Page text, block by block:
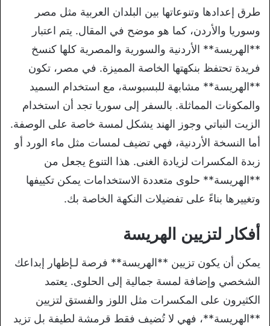
طرق إعدادها وتنوعاتها بين البلدان العربية مثل مصر
وسوريا والأردن، كما هو موضح في المقال. يتم اعتبار
**الهريسة** الأردنية والسورية والمصرية كلها كنسخ
فريدة تحتفظ بنكهتها الخاصة المميزة. في مصر، تكون
**الهريسة** مشابهة للبسبوسة، مع استخدام السميد
والمكونات المماثلة. بالسفر إلى سوريا تجد أن استخدام
الزيت النباتي وجوز الهند يشكل لمسة خاصة على الوصفة.
أما النسخة الأردنية، فهي تضيف لمسات مثل ماء الورد أو
زبدة المكسرات لزيادة الغنى. هذا التنوع يجعل من
**الهريسة** حلوى متعددة الاستخدامات يمكن تكييفها
وتغييرها بناءً على تفضيلات النكهة الخاصة بك.
أفكار لتزيين الهريسة
يمكن أن يكون تزيين **الهريسة** فرصة لـإظهار إبداعك
الشخصي وإضافة لمسة جمالية إلى الحلوى. يعتمد
الكثيرون على المكسرات مثل اللوز والفستق لتزيين
**الهريسة**، فهي لا تُضيف فقط قرمشة لطيفة بل تزيد